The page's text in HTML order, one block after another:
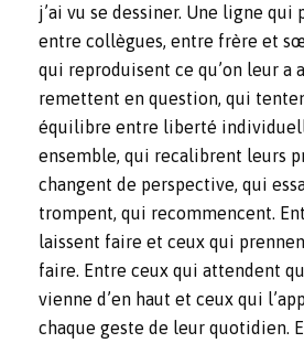
j’ai vu se dessiner. Une ligne qui
entre collègues, entre frère et
qui reproduisent ce qu’on leur a
remettent en question, qui
équilibre entre liberté
ensemble, qui recalibrent leurs
changent de perspective, qui
trompent, qui recommencent.
laissent faire et ceux qui
faire. Entre ceux qui attendent
vienne d’en haut et ceux qui
chaque geste de leur quotidien.